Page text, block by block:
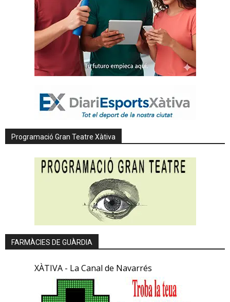
Programació Gran Teatre Xàtiva
FARMÀCIES DE GUÀRDIA
XÀTIVA - La Canal de Navarrés